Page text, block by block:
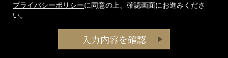
プライバシーポリシーに同意の上、確認画面にお進みくださ
い。